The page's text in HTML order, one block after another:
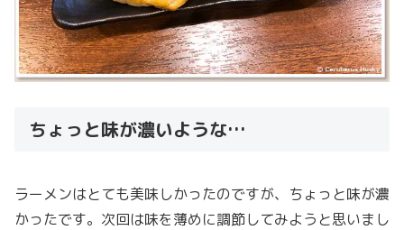
ちょっと味が濃いような…
ラーメンはとても美味しかったのですが、ちょっと味が濃
かったです。次回は味を薄めに調節してみようと思いまし